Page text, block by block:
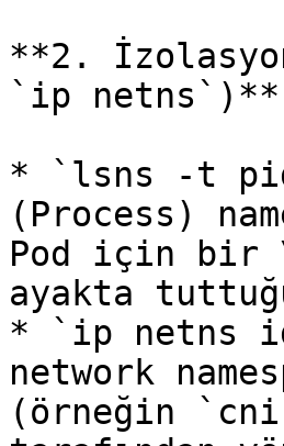
**2.
`ip netns`)**
* `lsns -t
(Process)
Pod için bir
ayakta
* `ip netns
network
(örneğin